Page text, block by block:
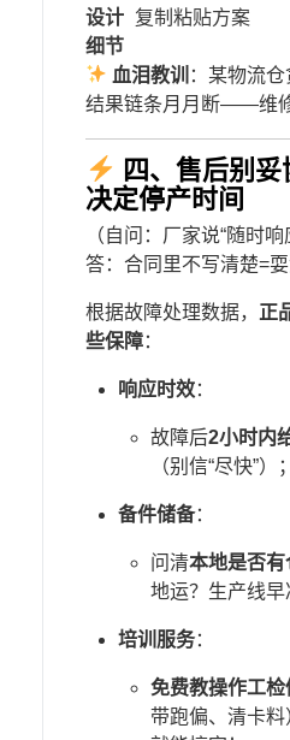
​设计
细节​
复制粘贴方案
​血泪教训​ ：某物流仓
结果链条月月断——维
四、售后别
决定停产时间
（自问：厂家说“随时响
答：合同里不写清楚=耍
根据故障处理数据，​ 正
些保障​​：
​响应时效​​：
故障后​​2小时内
（别信“尽快”）；
​备件储备​​：
问清​本地是否有
地运？生产线早
​培训服务​​：
免费教操作工检
带跑偏、清卡